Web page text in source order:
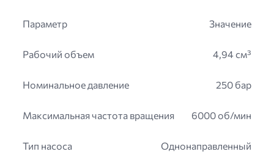
Параметр Значение
Рабочий объем 4,94 см³
Номинальное давление 250 бар
Максимальная частота вращения 6000 об/мин
Тип насоса Однонаправленный